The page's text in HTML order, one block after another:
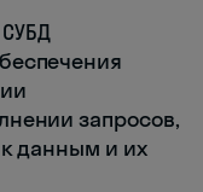
запросов,
к данным и их